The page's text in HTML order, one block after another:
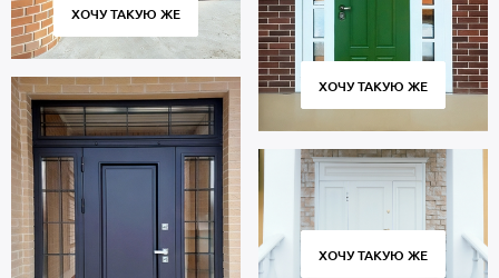
ХОЧУ ТАКУЮ ЖЕ
ХОЧУ ТАКУЮ ЖЕ
ХОЧУ ТАКУЮ ЖЕ